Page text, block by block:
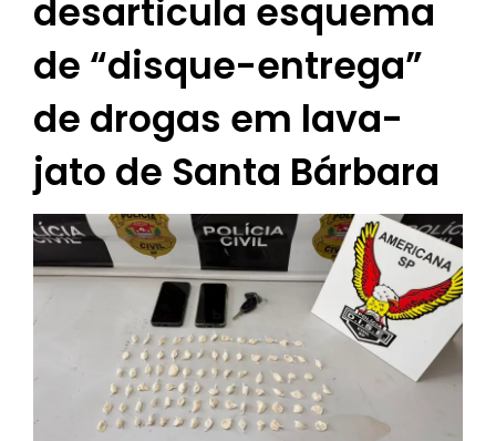
desarticula esquema
de “disque-entrega”
de drogas em lava-
jato de Santa Bárbara